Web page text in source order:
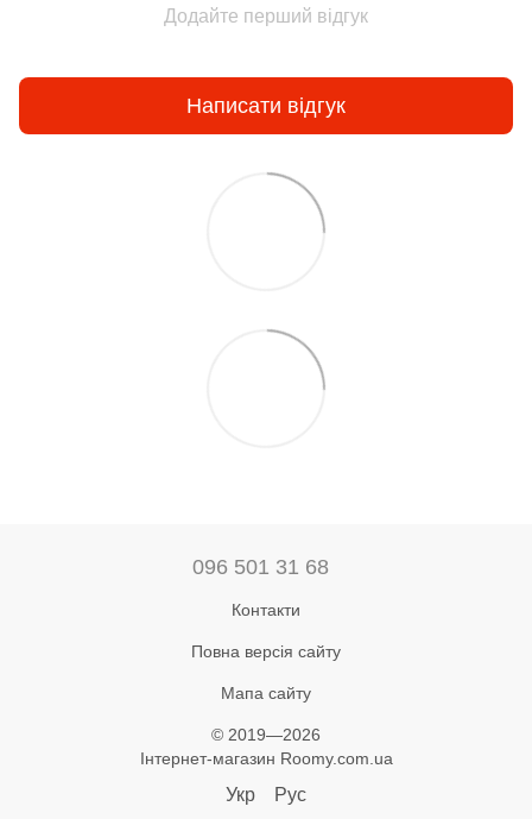
Додайте перший відгук
Написати відгук
096 501 31 68
Контакти
Повна версія сайту
Мапа сайту
© 2019—2026
Інтернет-магазин Roomy.com.ua
Укр Рус